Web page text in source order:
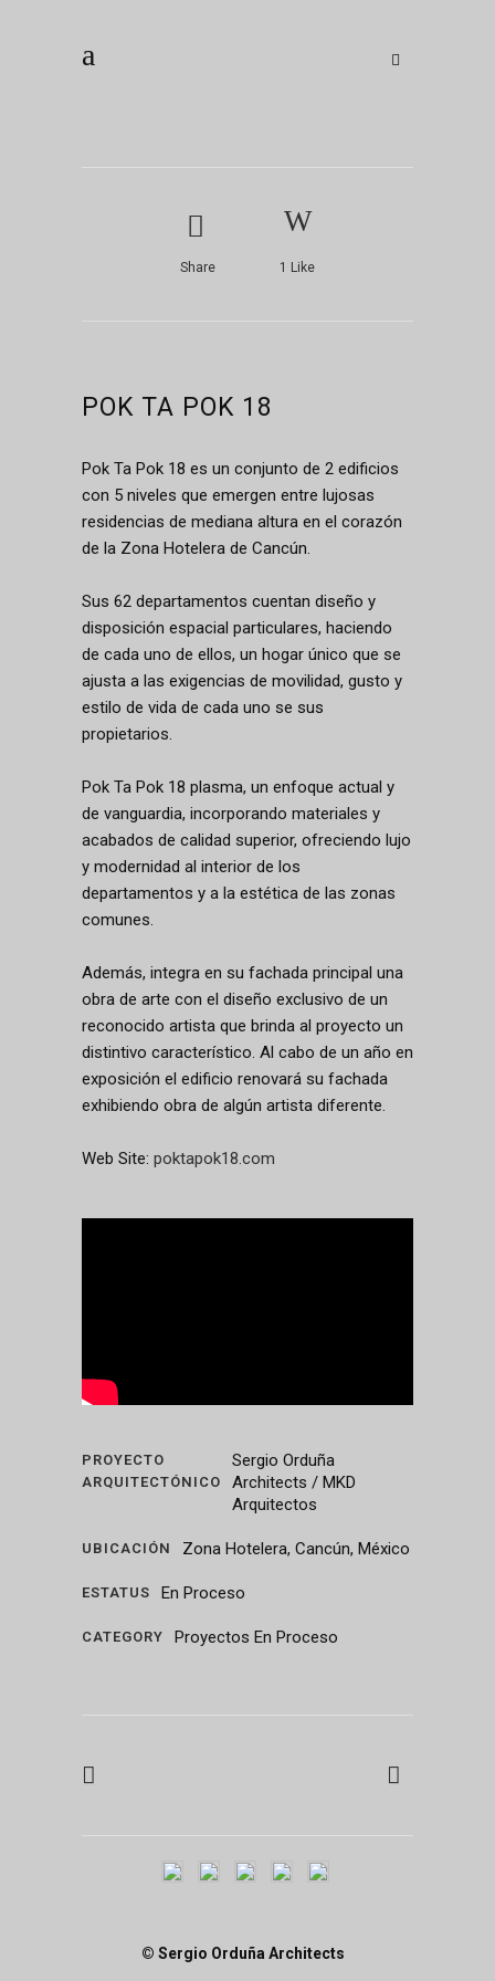
Share 1 Like
POK TA POK 18
Pok Ta Pok 18 es un conjunto de 2 edificios
con 5 niveles que emergen entre lujosas
residencias de mediana altura en el corazón
de la Zona Hotelera de Cancún.
Sus 62 departamentos cuentan diseño y
disposición espacial particulares, haciendo
de cada uno de ellos, un hogar único que se
ajusta a las exigencias de movilidad, gusto y
estilo de vida de cada uno se sus
propietarios.
Pok Ta Pok 18 plasma, un enfoque actual y
de vanguardia, incorporando materiales y
acabados de calidad superior, ofreciendo lujo
y modernidad al interior de los
departamentos y a la estética de las zonas
comunes.
Además, integra en su fachada principal una
obra de arte con el diseño exclusivo de un
reconocido artista que brinda al proyecto un
distintivo característico. Al cabo de un año en
exposición el edificio renovará su fachada
exhibiendo obra de algún artista diferente.
Web Site: poktapok18.com
PROYECTO
ARQUITECTÓNICO
Sergio Orduña
Architects / MKD
Arquitectos
UBICACIÓN Zona Hotelera, Cancún, México
ESTATUS En Proceso
CATEGORY Proyectos En Proceso
© Sergio Orduña Architects